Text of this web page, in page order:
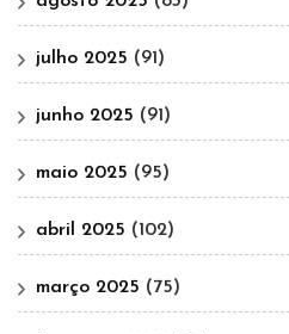
julho 2025 (91)
junho 2025 (91)
maio 2025 (95)
abril 2025 (102)
março 2025 (75)